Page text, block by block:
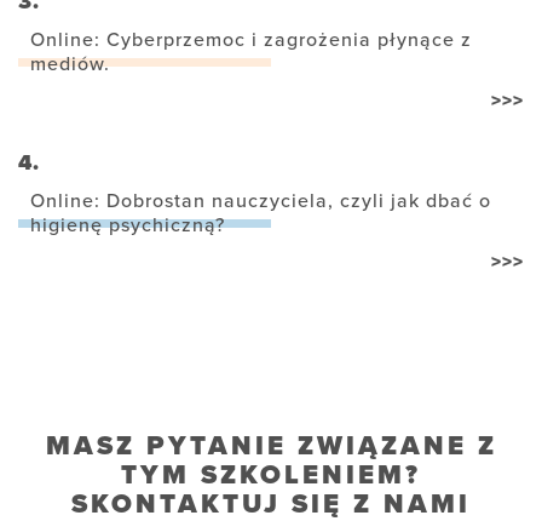
Online: Cyberprzemoc i zagrożenia płynące z
mediów.
>>>
4.
Online: Dobrostan nauczyciela, czyli jak dbać o
higienę psychiczną?
>>>
MASZ PYTANIE ZWIĄZANE Z
TYM SZKOLENIEM?
SKONTAKTUJ SIĘ Z NAMI